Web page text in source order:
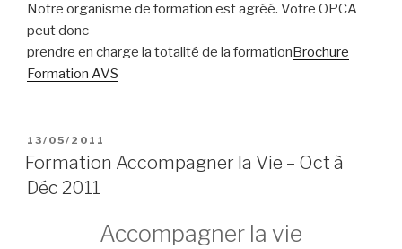
Notre organisme de formation est agréé. Votre OPCA
peut donc
prendre en charge la totalité de la formationBrochure
Formation AVS
PUBLIÉ
LE
13/05/2011
Formation Accompagner la Vie – Oct à
Déc 2011
Accompagner la vie